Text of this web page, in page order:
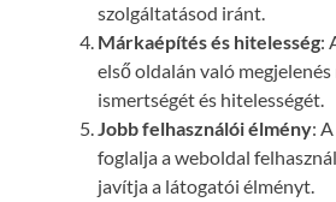
szolgáltatásod iránt.
Márkaépítés és hitelesség:
első oldalán való
ismertségét és hitelességét.
Jobb felhasználói élmény:
foglalja a weboldal
javítja a látogatói élményt.